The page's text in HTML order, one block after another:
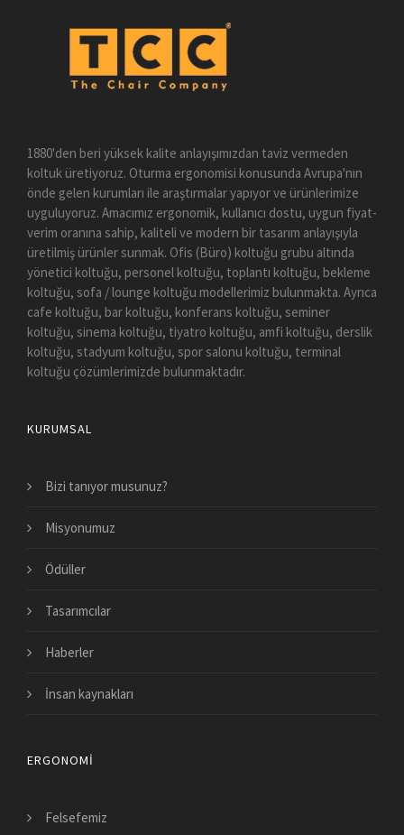
1880'den beri yüksek kalite anlayışımızdan taviz vermeden
koltuk üretiyoruz. Oturma ergonomisi konusunda Avrupa'nın
önde gelen kurumları ile araştırmalar yapıyor ve ürünlerimize
uyguluyoruz. Amacımız ergonomik, kullanıcı dostu, uygun fiyat-
verim oranına sahip, kaliteli ve modern bir tasarım anlayışıyla
üretilmiş ürünler sunmak. Ofis (Büro) koltuğu grubu altında
yönetici koltuğu, personel koltuğu, toplantı koltuğu, bekleme
koltuğu, sofa / lounge koltuğu modellerimiz bulunmakta. Ayrıca
cafe koltuğu, bar koltuğu, konferans koltuğu, seminer
koltuğu, sinema koltuğu, tiyatro koltuğu, amfi koltuğu, derslik
koltuğu, stadyum koltuğu, spor salonu koltuğu, terminal
koltuğu çözümlerimizde bulunmaktadır.
KURUMSAL
Bizi tanıyor musunuz?
Misyonumuz
Ödüller
Tasarımcılar
Haberler
İnsan kaynakları
ERGONOMI
Felsefemiz